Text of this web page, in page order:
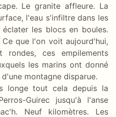
Le granite affleure. La
l'eau s'infiltre dans les
les blocs en boules.
que l'on voit aujourd'hui,
rondes, ces empilements
les marins ont donné
montagne disparue.
longe tout cela depuis la
Guirec jusqu'à l'anse
Neuf kilomètres. Les